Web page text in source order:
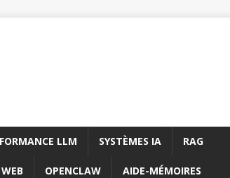
LLM SYSTÈMES IA RAG
OPENCLAW AIDE-MÉMOIRES